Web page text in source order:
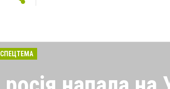
СПЕЦТЕМА